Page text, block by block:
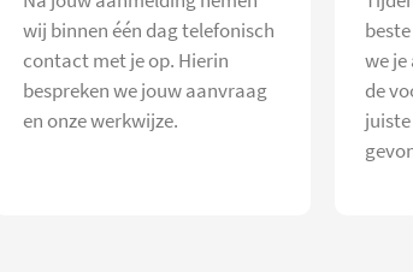
wij binnen één dag telefonisch
contact met je op. Hierin
bespreken we jouw aanvraag
en onze werkwijze.
we je
de